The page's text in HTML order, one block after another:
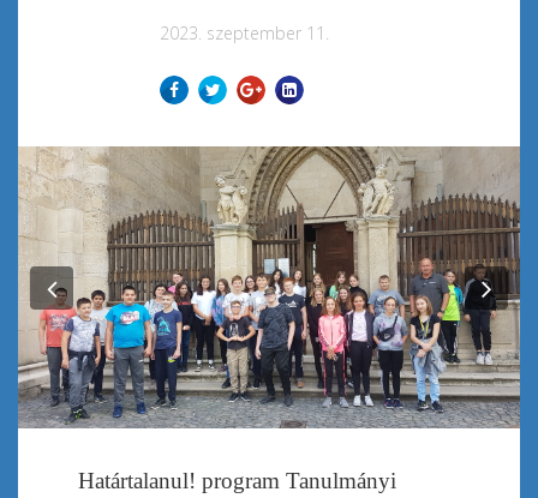
2023. szeptember 11.
Previous
Határtalanul! program Tanulmányi